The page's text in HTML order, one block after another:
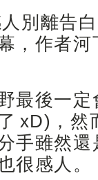
別離告
，作者
最後一
xD)，然
手雖然
很感人。